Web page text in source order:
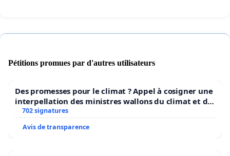
Pétitions promues par d'autres utilisateurs
Des promesses pour le climat ? Appel à cosigner une
interpellation des ministres wallons du climat et de
l’environnement.
702 signatures
Avis de transparence